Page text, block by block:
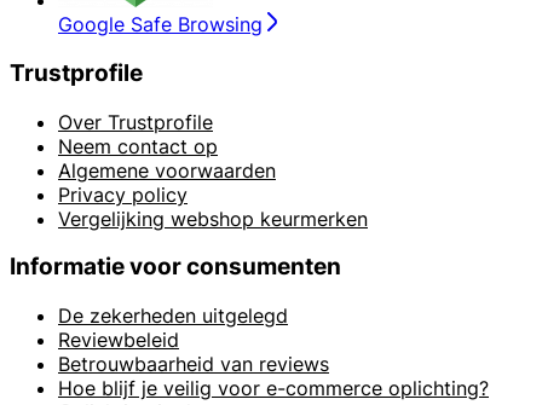
Google Safe Browsing
Trustprofile
Over Trustprofile
Neem contact op
Algemene voorwaarden
Privacy policy
Vergelijking webshop keurmerken
Informatie voor consumenten
De zekerheden uitgelegd
Reviewbeleid
Betrouwbaarheid van reviews
Hoe blijf je veilig voor e-commerce oplichting?